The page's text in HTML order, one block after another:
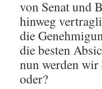
von Senat und
hinweg
die
die besten
nun werden
oder?